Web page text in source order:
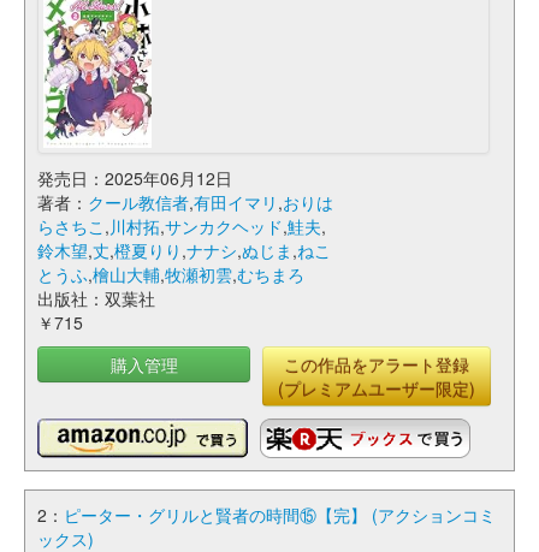
発売日：2025年06月12日
著者： クール教信者,有田イマリ ,おりは
らさちこ ,川村拓,サンカクヘッド,鮭夫,
鈴木望,丈,橙夏りり ,ナナシ,ぬじま ,ねこ
とうふ,檜山大輔,牧瀬初雲,むちまろ
出版社：双葉社
￥715
購入管理
この作品をアラート登録
(プレミアムユーザー限定)
2： ピーター・グリルと賢者の時間⑮【完】 (アクションコミ
ックス)